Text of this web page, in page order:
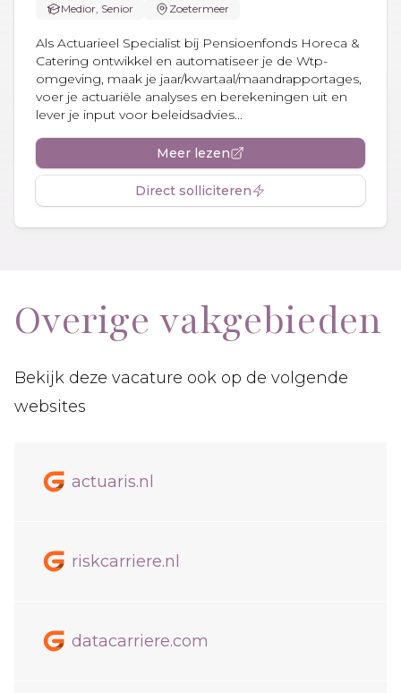
Medior, Senior
Zoetermeer
Als Actuarieel Specialist bij Pensioenfonds Horeca &
Catering ontwikkel en automatiseer je de Wtp-
omgeving, maak je jaar/kwartaal/maandrapportages,
voer je actuariële analyses en berekeningen uit en
lever je input voor beleidsadvies...
Meer lezen
Direct solliciteren
Overige vakgebieden
Bekijk deze vacature ook op de volgende
websites
actuaris.nl
riskcarriere.nl
datacarriere.com